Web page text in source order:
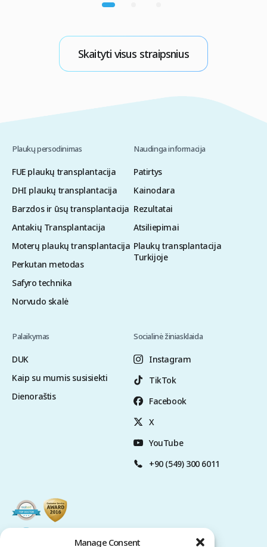
Manage Consent
Lietuvos, kelionės planavimas apima
pasirinkimą, patikimos klinikos paiešką ir visų
logistikos detalių suderinimą. Tinkamai
suplanuotas procesas leidžia sklandžiai pasiekti
dažnai įskaitant apgyvendinimą ir pervežimą,
optimizuojant […]
Skaityti visus straipsnius
Plaukų persodinimas
FUE plaukų transplantacija
DHI plaukų transplantacija
Barzdos ir ūsų transplantacija
Antakių Transplantacija
Moterų plaukų transplantacija
Perkutan metodas
Safyro technika
Norvudo skalė
Naudinga informacija
Patirtys
Kainodara
Rezultatai
Atsiliepimai
Plaukų transplantacija
Turkijoje
Palaikymas
DUK
Kaip su mumis susisiekti
Dienoraštis
Socialinė žiniasklaida
Instagram
TikTok
Facebook
X
YouTube
+90 (549) 300 6011